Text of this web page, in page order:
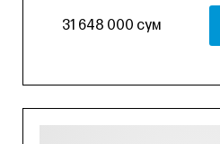
31 648 000 сум